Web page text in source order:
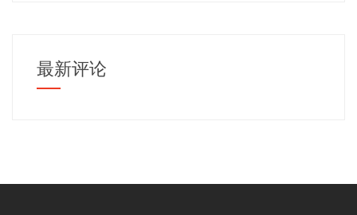
最新评论